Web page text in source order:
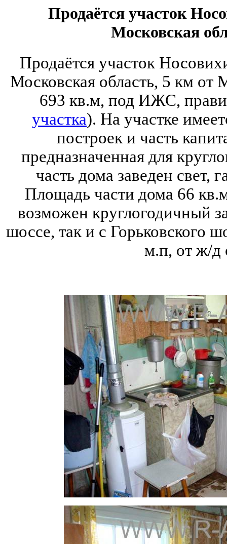
Продаётся участок
Московская
Продаётся участок
Московская область, 5 км
693 кв.м, под ИЖС,
участка). На участке
построек и часть
предназначенная для
часть дома заведен свет,
Площадь части дома 66
возможен круглогодичный
шоссе, так и с Горьковского
м.п, от ж/д